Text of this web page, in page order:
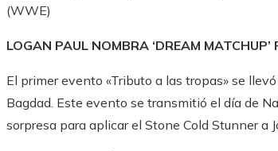
(WWE)
LOGAN PAUL NOMBRA ‘DREAM
El primer evento «Tributo a las tropas» se
Bagdad. Este evento se transmitió el día de
sorpresa para aplicar el Stone Cold Stunner a